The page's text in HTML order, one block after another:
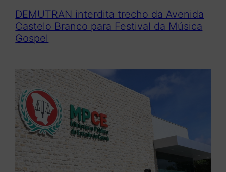
DEMUTRAN interdita trecho da Avenida
Castelo Branco para Festival da Música
Gospel